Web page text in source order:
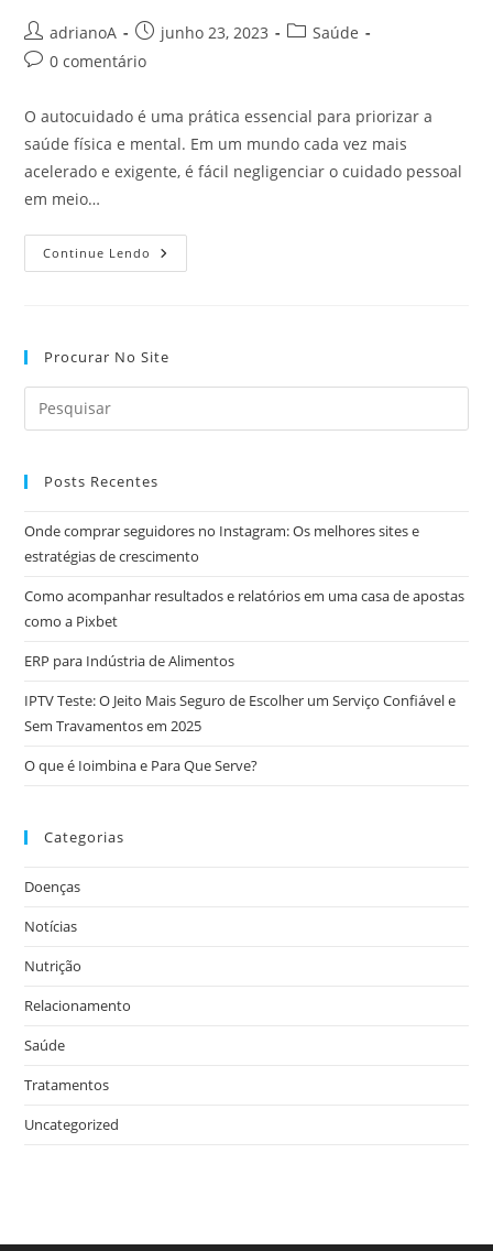
Autor
do
adrianoA
Post
publicado:
junho 23, 2023
Categoria
Saúde
Comentários
0 comentário
O autocuidado é uma prática essencial para priorizar a
saúde física e mental. Em um mundo cada vez mais
acelerado e exigente, é fácil negligenciar o cuidado pessoal
em meio…
Continue Lendo A
Importância
Saúde
E
Procurar No Site
Posts Recentes
Onde comprar seguidores no Instagram: Os melhores sites e
estratégias de crescimento
Como acompanhar resultados e relatórios em uma casa de apostas
como a Pixbet
ERP para Indústria de Alimentos
IPTV Teste: O Jeito Mais Seguro de Escolher um Serviço Confiável e
Sem Travamentos em 2025
O que é Ioimbina e Para Que Serve?
Categorias
Doenças
Notícias
Nutrição
Relacionamento
Saúde
Tratamentos
Uncategorized